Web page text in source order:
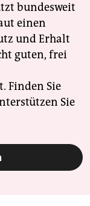
bundesweit
einen
und Erhalt
guten, frei
Finden Sie
Sie